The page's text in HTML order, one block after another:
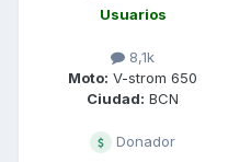
Usuarios
8,1k
Moto: V-strom 650
Ciudad: BCN
Donador